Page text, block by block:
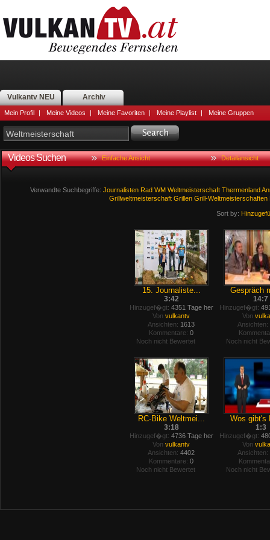
Vulkantv NEU Archiv
Mein Profil | Meine Videos | Meine Favoriten | Meine Playlist | Meine Gruppen
Videos Suchen Einfache Ansicht Detailansicht
Verwandte Suchbegriffe: Journalisten Rad WM Weltmeisterschaft Thermenland
Grillweltmeisterschaft Grillen Grill-Weltmeisterschaften
Sort by:
15. Journaliste...
3:42
Hinzugef�gt: 4351 Tage her
Von vulkantv
Ansichten: 1613
Kommentare: 0
Noch nicht Bewertet
Gespräch
14:7
Hinzugef�gt:
Von
Ansichten:
Noch nicht
RC-Bike Weltmei...
3:18
Hinzugef�gt: 4736 Tage her
Von vulkantv
Ansichten: 4402
Kommentare: 0
Noch nicht Bewertet
Wos gibt's
1:3
Hinzugef�gt:
Von
Ansichten:
Noch nicht